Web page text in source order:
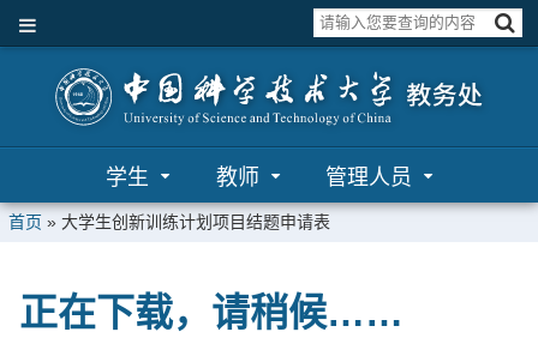
学生 教师 管理人员
首页 » 大学生创新训练计划项目结题申请表
正在下载，请稍候……